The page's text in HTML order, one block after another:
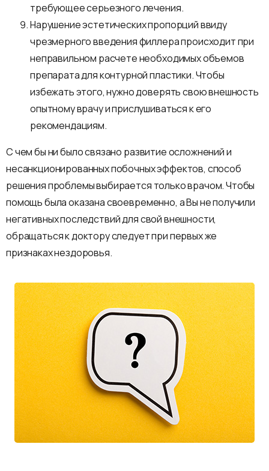
требующее серьезного лечения.
Нарушение эстетических пропорций ввиду
чрезмерного введения филлера происходит при
неправильном расчете необходимых объемов
препарата для контурной пластики. Чтобы
избежать этого, нужно доверять свою внешность
опытному врачу и прислушиваться к его
рекомендациям.
С чем бы ни было связано развитие осложнений и
несанкционированных побочных эффектов, способ
решения проблемы выбирается только врачом. Чтобы
помощь была оказана своевременно, а Вы не получили
негативных последствий для свой внешности,
обращаться к доктору следует при первых же
признаках нездоровья.